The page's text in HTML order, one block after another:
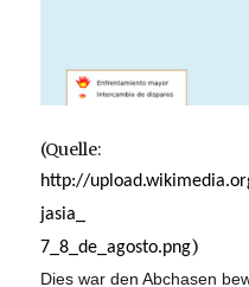
(Quelle:
http://
jasia_
7_8_de_agosto.png)
Dies war den Abchasen